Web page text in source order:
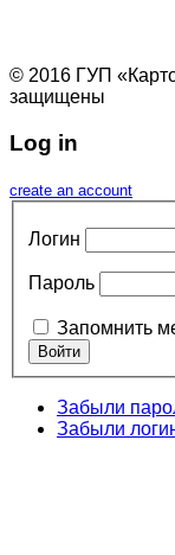
© 2016 ГУП
защищены
Log in
create an account
Логин
Пароль
Запомнить
Забыли
Забыли